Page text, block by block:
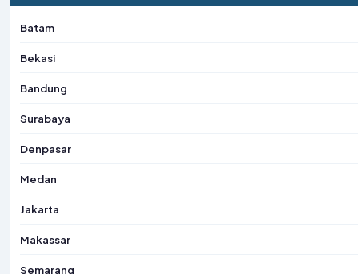
Batam
Bekasi
Bandung
Surabaya
Denpasar
Medan
Jakarta
Makassar
Semarang